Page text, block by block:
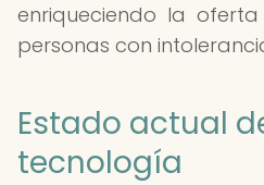
enriqueciendo la
personas con
Estado actual
tecnología